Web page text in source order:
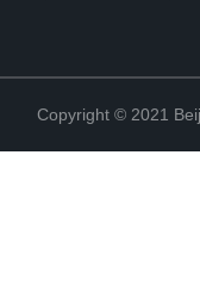
Copyright © 2021